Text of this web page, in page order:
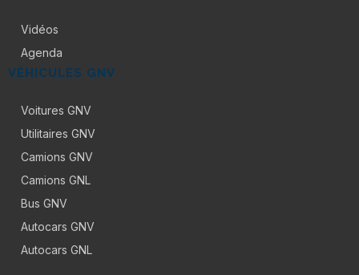
Vidéos
Agenda
VÉHICULES GNV
Voitures GNV
Utilitaires GNV
Camions GNV
Camions GNL
Bus GNV
Autocars GNV
Autocars GNL